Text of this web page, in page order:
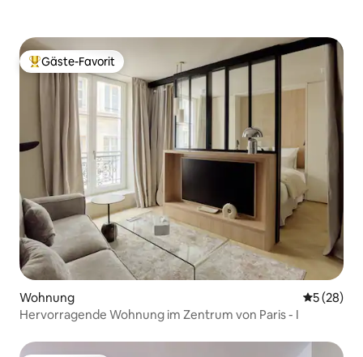
Beliebter Gäste-Favorit.
Gäste-Favorit
Wohnung
5 (28)
Hervorragende Wohnung im Zentrum von Paris - I